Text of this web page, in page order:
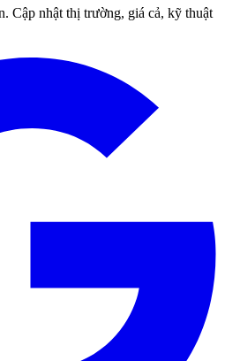
Cập nhật thị trường, giá cả, kỹ thuật